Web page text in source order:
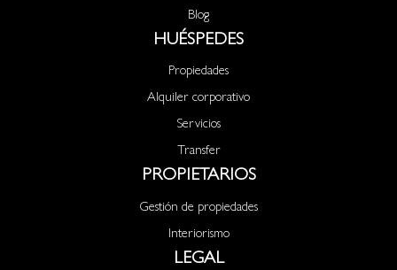
Blog
HUÉSPEDES
Propiedades
Alquiler corporativo
Servicios
Transfer
PROPIETARIOS
Gestión de propiedades
Interiorismo
LEGAL